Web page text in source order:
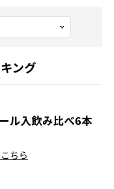
ング
ル入飲み比べ6本
ちら